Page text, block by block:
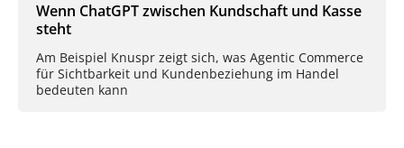
Wenn ChatGPT zwischen Kundschaft und Kasse
steht
Am Beispiel Knuspr zeigt sich, was Agentic Commerce
für Sichtbarkeit und Kundenbeziehung im Handel
bedeuten kann